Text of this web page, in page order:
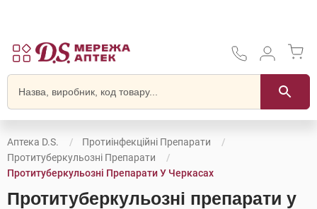
Аптека D.S.
Протиінфекційні Препарати
Протитуберкульозні Препарати
Протитуберкульозні Препарати У Черкасах
Протитуберкульозні препарати у